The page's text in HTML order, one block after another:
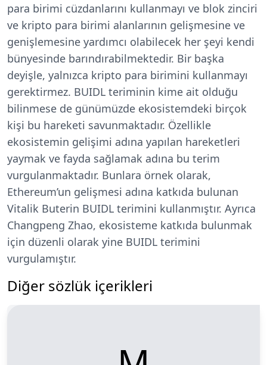
para birimi cüzdanlarını kullanmayı ve blok zinciri
ve kripto para birimi alanlarının gelişmesine ve
genişlemesine yardımcı olabilecek her şeyi kendi
bünyesinde barındırabilmektedir. Bir başka
deyişle, yalnızca kripto para birimini kullanmayı
gerektirmez. BUIDL teriminin kime ait olduğu
bilinmese de günümüzde ekosistemdeki birçok
kişi bu hareketi savunmaktadır. Özellikle
ekosistemin gelişimi adına yapılan hareketleri
yaymak ve fayda sağlamak adına bu terim
vurgulanmaktadır. Bunlara örnek olarak,
Ethereum’un gelişmesi adına katkıda bulunan
Vitalik Buterin BUIDL terimini kullanmıştır. Ayrıca
Changpeng Zhao, ekosisteme katkıda bulunmak
için düzenli olarak yine BUIDL terimini
vurgulamıştır.
Diğer sözlük içerikleri